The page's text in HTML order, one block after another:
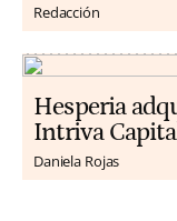
Redacción
Hesperia
Intriva
Daniela Rojas